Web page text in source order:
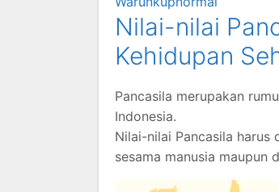
Nilai-nilai
Kehidupan
Pancasila merupakan
Indonesia.
Nilai-nilai Pancasila harus
sesama manusia maupun